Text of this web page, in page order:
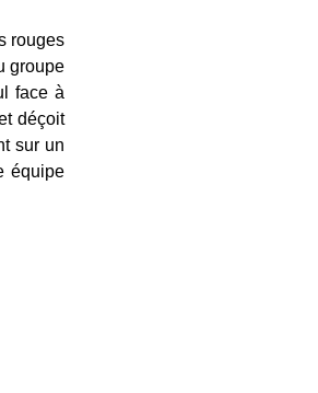
rouges
groupe
face à
déçoit
sur un
équipe